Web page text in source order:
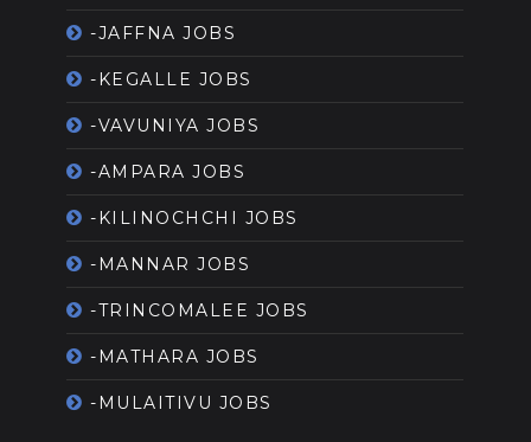
-JAFFNA JOBS
-KEGALLE JOBS
-VAVUNIYA JOBS
-AMPARA JOBS
-KILINOCHCHI JOBS
-MANNAR JOBS
-TRINCOMALEE JOBS
-MATHARA JOBS
-MULAITIVU JOBS